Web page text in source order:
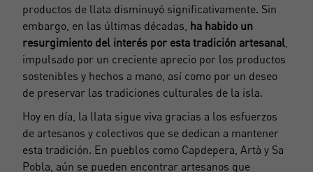
productos de llata disminuyó significativamente. Sin
embargo, en las últimas décadas, ha habido un
resurgimiento del interés por esta tradición artesanal,
impulsado por un creciente aprecio por los productos
sostenibles y hechos a mano, así como por un deseo
de preservar las tradiciones culturales de la isla.
Hoy en día, la llata sigue viva gracias a los esfuerzos
de artesanos y colectivos que se dedican a mantener
esta tradición. En pueblos como Capdepera, Artà y Sa
Pobla, aún se pueden encontrar artesanos que
Accede a tu cuenta
Crear una cuenta
Nombre*